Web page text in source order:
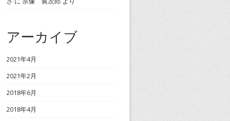
アーカイブ
2021年4月
2021年2月
2018年6月
2018年4月